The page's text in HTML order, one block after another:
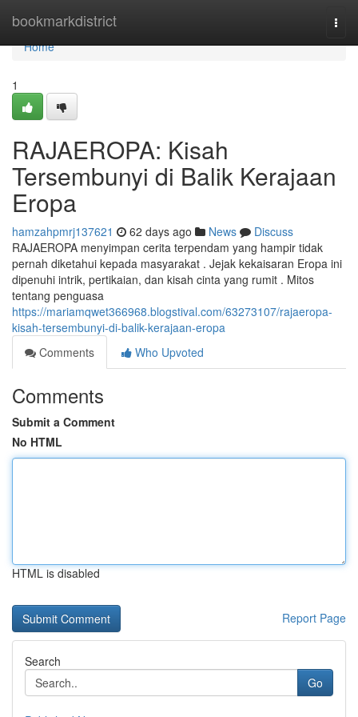
bookmarkdistrict
Home
Home
1
RAJAEROPA: Kisah
Tersembunyi di Balik Kerajaan
Eropa
hamzahpmrj137621 62 days ago News
Discuss
RAJAEROPA menyimpan cerita terpendam yang hampir tidak
pernah diketahui kepada masyarakat . Jejak kekaisaran Eropa ini
dipenuhi intrik, pertikaian, dan kisah cinta yang rumit . Mitos
tentang penguasa
https://mariamqwet366968.blogstival.com/63273107/rajaeropa-
kisah-tersembunyi-di-balik-kerajaan-eropa
Comments
Who Upvoted
Comments
Submit a Comment
No HTML
HTML is disabled
Report Page
Search
Go